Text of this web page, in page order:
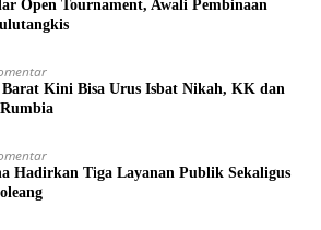
Open Tournament, Awali Pembinaan
Barat Kini Bisa Urus Isbat Nikah, KK dan
Hadirkan Tiga Layanan Publik Sekaligus